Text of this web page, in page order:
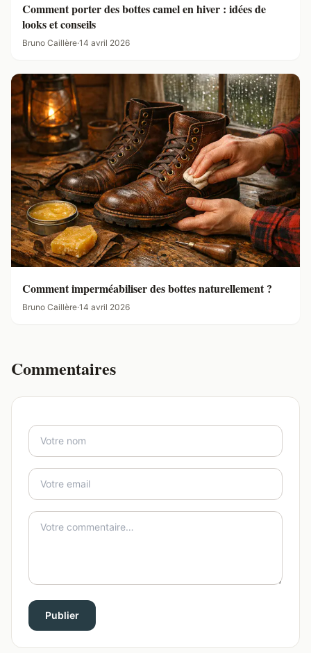
Comment porter des bottes camel en hiver : idées de
looks et conseils
Bruno Caillère·14 avril 2026
Comment imperméabiliser des bottes naturellement ?
Bruno Caillère·14 avril 2026
Commentaires
Publier